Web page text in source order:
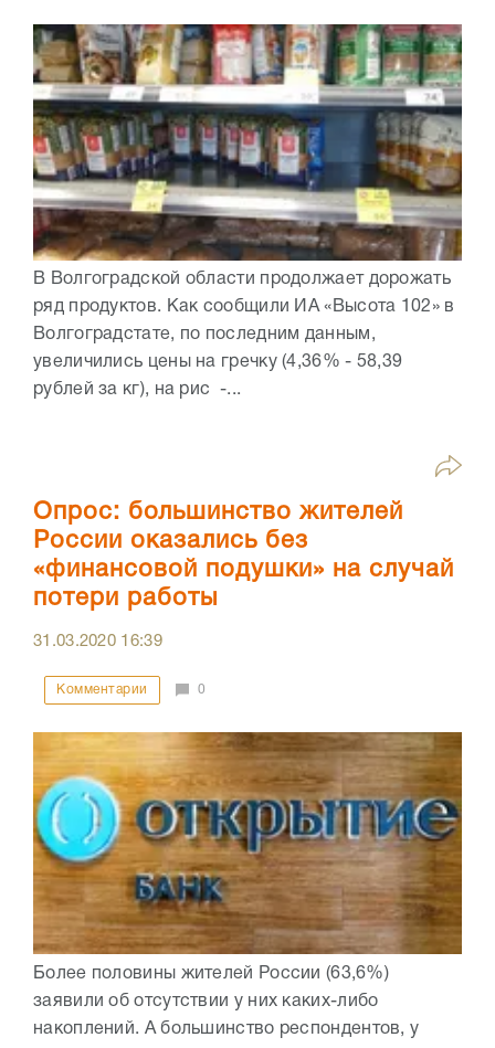
В Волгоградской области продолжает дорожать
ряд продуктов. Как сообщили ИА «Высота 102» в
Волгоградстате, по последним данным,
увеличились цены на гречку (4,36% - 58,39
рублей за кг), на рис -...
Опрос: большинство жителей
России оказались без
«финансовой подушки» на случай
потери работы
31.03.2020 16:39
Комментарии 0
Более половины жителей России (63,6%)
заявили об отсутствии у них каких-либо
накоплений. А большинство респондентов, у